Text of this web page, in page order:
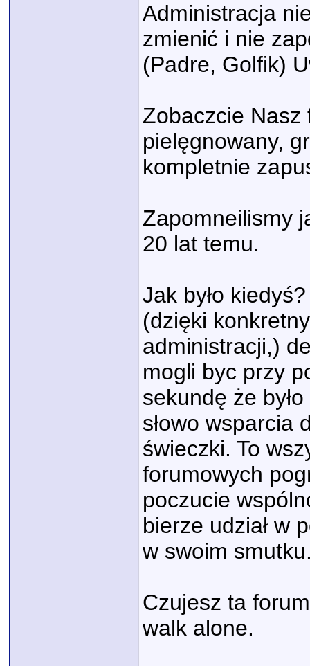
Administracja
zmienić i nie
(Padre, Golfik)
Zobaczcie Nasz
pielęgnowany,
kompletnie
Zapomneilismy
20 lat temu.
Jak było
(dzięki
administracji,)
mogli byc przy
sekundę że
słowo wsparcia
świeczki. To
forumowych
poczucie
bierze udział w
w swoim
Czujesz ta
walk alone.